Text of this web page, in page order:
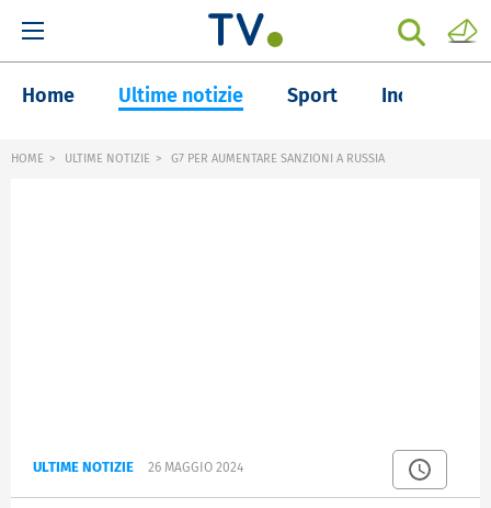
Home Ultime notizie Sport Inchieste
HOME ULTIME NOTIZIE G7 PER AUMENTARE SANZIONI A RUSSIA
ULTIME NOTIZIE 26 MAGGIO 2024